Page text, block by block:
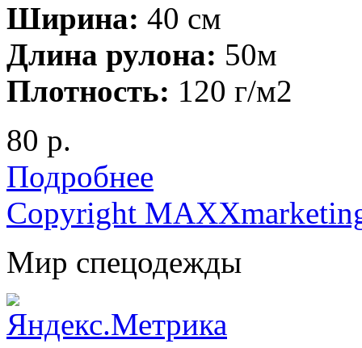
Ширина: 40 см
Длина рулона: 50м
Плотность: 120 г/м2
80 р.
Подробнее
Copyright
Мир спецодежды